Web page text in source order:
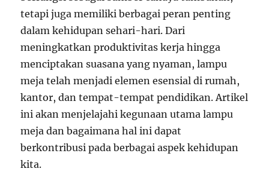
tetapi juga memiliki berbagai peran penting
dalam kehidupan sehari-hari. Dari
meningkatkan produktivitas kerja hingga
menciptakan suasana yang nyaman, lampu
meja telah menjadi elemen esensial di rumah,
kantor, dan tempat-tempat pendidikan. Artikel
ini akan menjelajahi kegunaan utama lampu
meja dan bagaimana hal ini dapat
berkontribusi pada berbagai aspek kehidupan
kita.